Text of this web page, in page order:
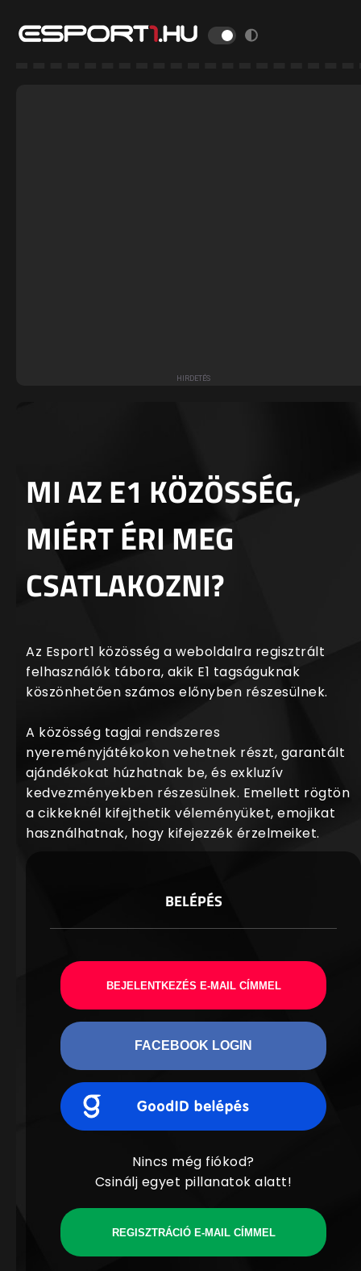
MI AZ E1 KÖZÖSSÉG,
MIÉRT ÉRI MEG
CSATLAKOZNI?
Az Esport1 közösség a weboldalra regisztrált
felhasználók tábora, akik E1 tagságuknak
köszönhetően számos előnyben részesülnek.
A közösség tagjai rendszeres
nyereményjátékokon vehetnek részt, garantált
ajándékokat húzhatnak be, és exkluzív
kedvezményekben részesülnek. Emellett rögtön
a cikkeknél kifejthetik véleményüket, emojikat
használhatnak, hogy kifejezzék érzelmeiket.
BELÉPÉS
BEJELENTKEZÉS E-MAIL CÍMMEL
FACEBOOK LOGIN
Nincs még fiókod?
Csinálj egyet pillanatok alatt!
REGISZTRÁCIÓ E-MAIL CÍMMEL